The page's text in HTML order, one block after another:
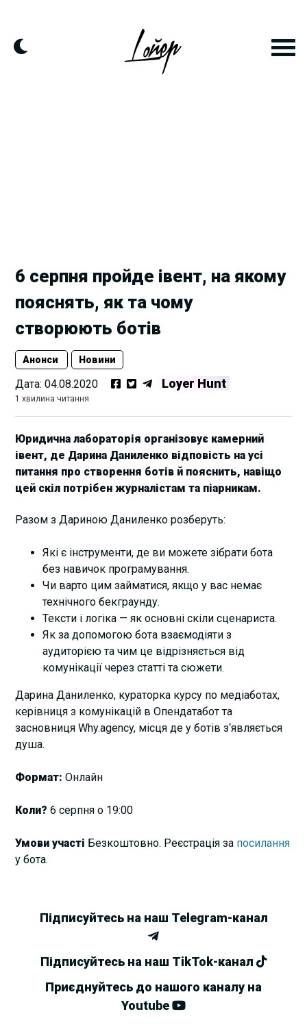
content
6 серпня пройде івент, на якому
пояснять, як та чому
створюють ботів
Анонси Новини
Дата:04.08.2020 Loyer Hunt
1 хвилина читання
Юридична лабораторія організовує камерний
івент, де Дарина Даниленко відповість на усі
питання про створення ботів й пояснить, навіщо
цей скіл потрібен журналістам та піарникам.
Разом з Дариною Даниленко розберуть:
Які є інструменти, де ви можете зібрати бота
без навичок програмування.
Чи варто цим займатися, якщо у вас немає
технічного бекграунду.
Тексти і логіка — як основні скіли сценариста.
Як за допомогою бота взаємодіяти з
аудиторією та чим це відрізняється від
комунікації через статті та сюжети.
Дарина Даниленко, кураторка курсу по медіаботах,
керівниця з комунікацій в Опендатабот та
засновниця Why.agency, місця де у ботів з‘являється
душа.
Формат:Онлайн
Коли?6 серпня о 19:00
Умови участі Безкоштовно. Реєстрація за посилання
у бота.
Підписуйтесь на наш Telegram-канал
Підписуйтесь на наш TikTok-канал
Приєднуйтесь до нашого каналу на
Youtube